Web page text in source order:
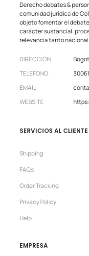
Derecho debates &
comunidad jurídica de
objeto fomentar el
carácter sustancial,
relevancia tanto
DIRECCIÓN
TELEFONO
EMAIL
WEBSITE
SERVICIOS AL CLIENTE
Shipping
FAQs
Order Tracking
Privacy Policy
Help
EMPRESA